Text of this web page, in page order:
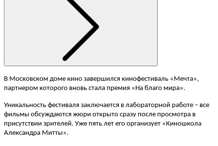
В Московском доме кино завершился кинофестиваль «Мечта»,
партнером которого вновь стала премия «На благо мира».
Уникальность фестиваля заключается в лабораторной работе – все
фильмы обсуждаются жюри открыто сразу после просмотра в
присутствии зрителей. Уже пять лет его организует «Киношкола
Александра Митты».